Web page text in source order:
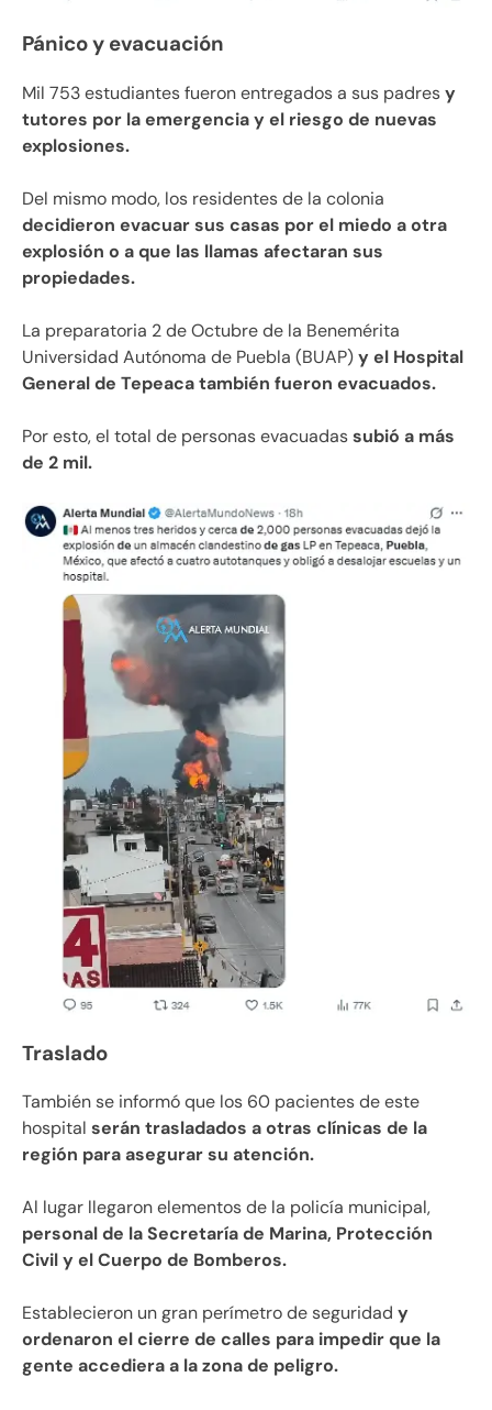
Pánico y evacuación
Mil 753 estudiantes fueron entregados a sus padresy
tutores por la emergencia y el riesgo de nuevas
explosiones.
Del mismo modo, los residentes de la colonia
decidieron evacuar sus casas por el miedo a otra
explosión o a que las llamas afectaran sus
propiedades.
La preparatoria 2 de Octubre de la Benemérita
Universidad Autónoma de Puebla (BUAP)y el Hospital
General de Tepeaca también fueron evacuados.
Por esto, el total de personas evacuadassubió a más
de 2 mil.
Traslado
También se informó que los 60 pacientes de este
hospital serán trasladados a otras clínicas de la
región para asegurar su atención.
Al lugar llegaron elementos de la policía municipal,
personal de la Secretaría de Marina, Protección
Civil y el Cuerpo de Bomberos.
Establecieron un gran perímetro de seguridad y
ordenaron el cierre de calles para impedir que la
gente accediera a la zona de peligro.